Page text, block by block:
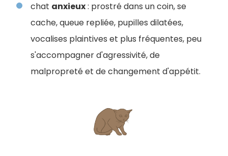
chat anxieux: prostré dans un coin, se
cache, queue repliée, pupilles dilatées,
vocalises plaintives et plus fréquentes, peu
s'accompagner d'agressivité, de
malpropreté et de changement d'appétit.